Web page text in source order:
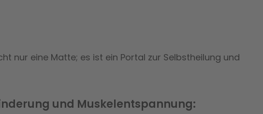
nur eine Matte; es ist ein Portal zur Selbstheilung und
und Muskelentspannung: